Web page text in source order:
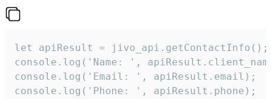
let apiResult = jivo_api.getContactInfo();
console.log('Name: ',
console.log('Email: ', apiResult.email);
console.log('Phone: ', apiResult.phone);